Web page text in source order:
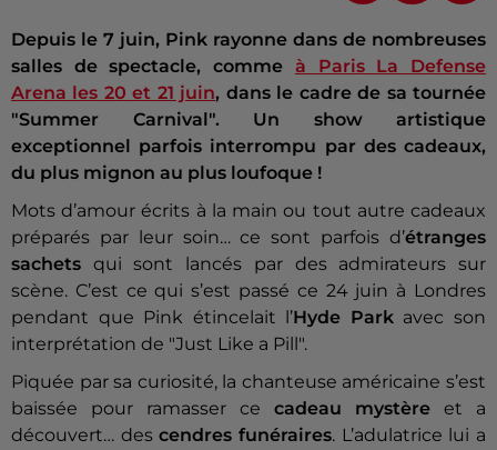
Depuis le 7 juin, Pink rayonne dans de nombreuses
salles de spectacle, comme à Paris La Defense
Arena les 20 et 21 juin, dans le cadre de sa tournée
"Summer Carnival". Un show artistique
exceptionnel parfois interrompu par des cadeaux,
du plus mignon au plus loufoque !
Mots d’amour écrits à la main ou tout autre cadeaux
préparés par leur soin… ce sont parfois d’étranges
sachets qui sont lancés par des admirateurs sur
scène. C’est ce qui s’est passé ce 24 juin à Londres
pendant que Pink étincelait l’Hyde Parkavec son
interprétation de "Just Like a Pill".
Piquée par sa curiosité, la chanteuse américaine s’est
baissée pour ramasser ce cadeau mystère et a
découvert… descendres funéraires. L’adulatrice lui a